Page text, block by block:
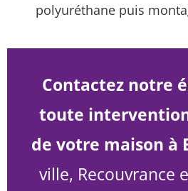
polyuréthane puis
Contactez notre
toute
de votre maison à
ville, Recouvrance